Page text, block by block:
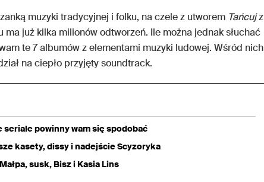
muzyki tradycyjnej i folku, na czele z utworem Tańcujz
ma już kilka milionów odtworzeń. Ile można jednak słuchać
te 7 albumów z elementami muzyki ludowej. Wśród nich
na ciepło przyjęty soundtrack.
seriale powinny wam się spodobać
kasety, dissy i nadejście Scyzoryka
susk, Bisz i Kasia Lins